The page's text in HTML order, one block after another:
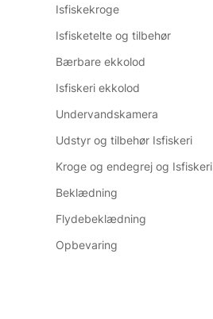
Isfiskekroge
Isfisketelte og tilbehør
Bærbare ekkolod
Isfiskeri ekkolod
Undervandskamera
Udstyr og tilbehør Isfiskeri
Kroge og endegrej og Isfiskeri
Beklædning
Flydebeklædning
Opbevaring
14g
fr. 59.90 DKK